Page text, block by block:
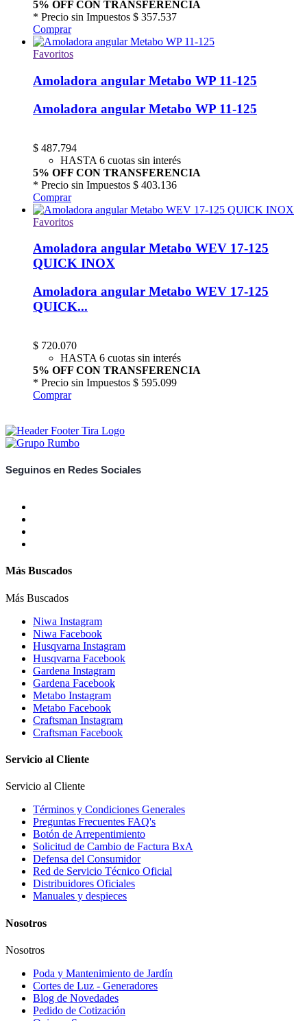
5% OFF CON TRANSFERENCIA
* Precio sin Impuestos $ 357.537
Comprar
Favoritos
Amoladora angular Metabo WP 11-125
Amoladora angular Metabo WP 11-125
$ 487.794
HASTA 6 cuotas sin interés
5% OFF CON TRANSFERENCIA
* Precio sin Impuestos $ 403.136
Comprar
Favoritos
Amoladora angular Metabo WEV 17-125
QUICK INOX
Amoladora angular Metabo WEV 17-125
QUICK...
$ 720.070
HASTA 6 cuotas sin interés
5% OFF CON TRANSFERENCIA
* Precio sin Impuestos $ 595.099
Comprar
Seguinos en Redes Sociales
Más Buscados
Más Buscados
Niwa Instagram
Niwa Facebook
Husqvarna Instagram
Husqvarna Facebook
Gardena Instagram
Gardena Facebook
Metabo Instagram
Metabo Facebook
Craftsman Instagram
Craftsman Facebook
Servicio al Cliente
Servicio al Cliente
Términos y Condiciones Generales
Preguntas Frecuentes FAQ's
Botón de Arrepentimiento
Solicitud de Cambio de Factura BxA
Defensa del Consumidor
Red de Servicio Técnico Oficial
Distribuidores Oficiales
Manuales y despieces
Nosotros
Nosotros
Poda y Mantenimiento de Jardín
Cortes de Luz - Generadores
Blog de Novedades
Pedido de Cotización